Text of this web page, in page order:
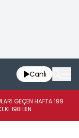
Canlı
GEÇEN HAFTA 199
198 BİN